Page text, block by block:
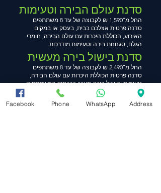
סדנת עולם הבירה וטעימות
החל מ־1,590 ₪ לקבוצה של עד 8 משתתפים
סדנה פרטית אצלכם בבית, בעסק או במקום
האירוע, הכוללת היכרות עם עולם הבירה, חומרי
הגלם, סגנונות בירה וטעימות מודרכות.
סדנת בישול בירה מעשית
החל מ־2,490 ₪ לקבוצה של עד 8 משתתפים
סדנה פרטית הכוללת היכרות עם עולם הבירה,
טעימות ובישול בירה מעשי בשיתוף המשתתפים.
אנחנו מגיעים עם הציוד וחומרי הגלם הדרושים.
המחיר הסופי נקבע בהתאם למספר המשתתפים,
מיקום הסדנה, משך הפעילות, היקף הטעימותFacebook Phone WhatsApp Address